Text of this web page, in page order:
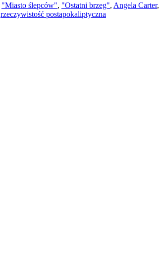
"Miasto ślepców", "Ostatni brzeg", Angela Carter,
rzeczywistość postapokaliptyczna